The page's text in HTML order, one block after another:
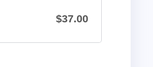
$37.00